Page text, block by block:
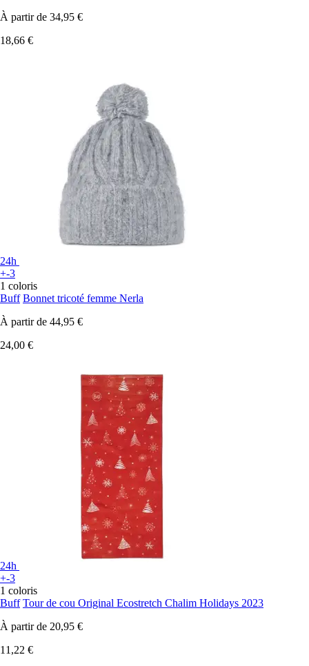
À partir de 34,95 €
18,66 €
24h
+-3
1 coloris
Buff Bonnet tricoté femme Nerla
À partir de 44,95 €
24,00 €
24h
+-3
1 coloris
Buff Tour de cou Original Ecostretch Chalim Holidays 2023
À partir de 20,95 €
11,22 €